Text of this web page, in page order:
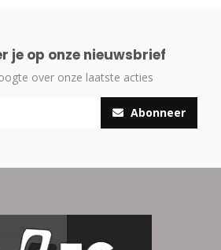
je op onze nieuwsbrief
over onze laatste acties
Abonneer